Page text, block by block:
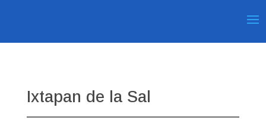
Ixtapan de la Sal